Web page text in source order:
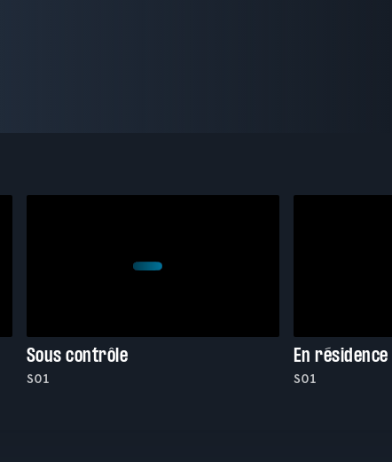
Sous contrôle
S01
En résidence
S01